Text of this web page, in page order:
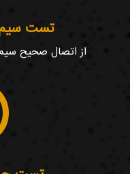
تست
از اتصال صحیح